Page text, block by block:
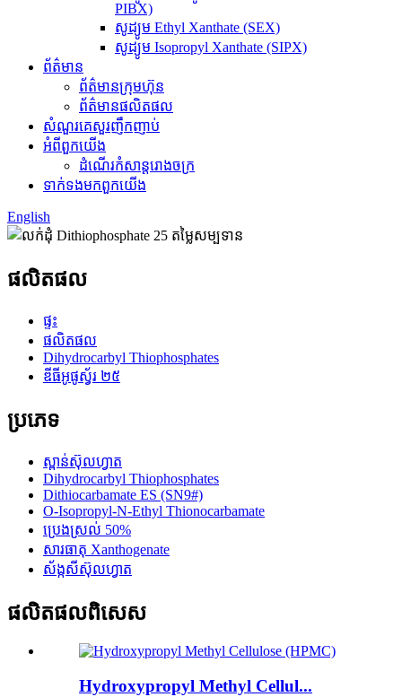
PIBX)
សូដ្យូម Ethyl Xanthate (SEX)
សូដ្យូម Isopropyl Xanthate (SIPX)
ព័ត៌មាន
ព័ត៌មានក្រុមហ៊ុន
ព័ត៌មានផលិតផល
សំណួរគេសួរញឹកញាប់
អំពី​ពួក​យើង
ដំណើរកំសាន្តរោងចក្រ
ទាក់ទង​មក​ពួក​យើង
English
ផលិតផល
ផ្ទះ
ផលិតផល
Dihydrocarbyl Thiophosphates
ឌីធីអូផូស្វ័រ ២៥
ប្រភេទ
ស្ពាន់ស៊ុលហ្វាត
Dihydrocarbyl Thiophosphates
Dithiocarbamate ES (SN9#)
O-Isopropyl-N-Ethyl Thionocarbamate
ប្រេងស្រល់ 50%
សារធាតុ Xanthogenate
ស័ង្កសីស៊ុលហ្វាត
ផលិតផល​ពិសេស
Hydroxypropyl Methyl Cellul...